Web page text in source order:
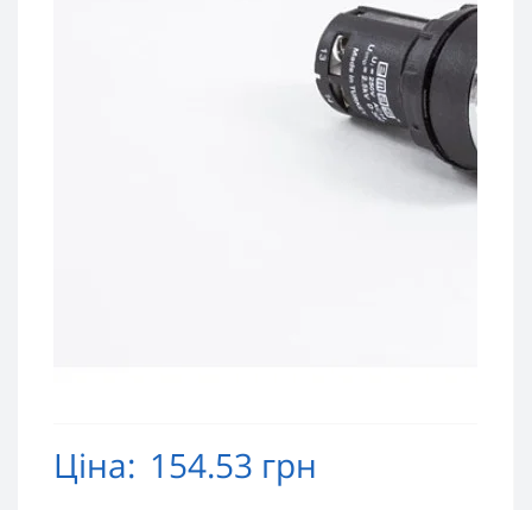
Ціна: 154.53 грн